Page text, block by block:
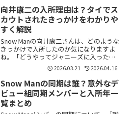
の記事では、ラウールさんがパリコレに
出演した理由やモ...
向井康二の入所理由は？タイでス
カウトされたきっかけをわかりや
すく解説
Snow Manの向井康二さんは、どのような
きっかけで入所したのか気になりますよ
ね。「どうやってジャニーズに入った
の？」「スカウトって本当？」と疑問に
思う方も多いと思います。結論からいう
と、向井康二さんはタイでスカウトされ
たことがきっかけで...
2026.03.21 2026.04.16
Snow Manの同期は誰？意外なデ
ビュー組同期メンバーと入所年一
覧まとめ